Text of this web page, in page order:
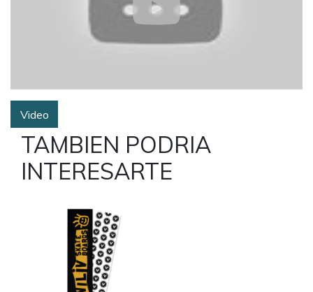
Video
TAMBIEN PODRIA
INTERESARTE